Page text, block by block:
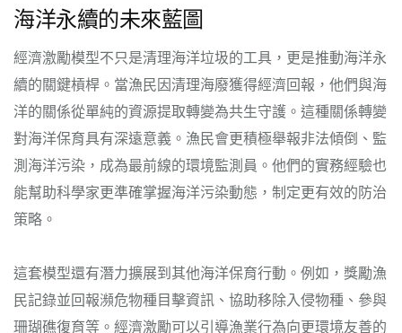
海洋永續的未來藍圖
經濟激勵模型不只是清理海洋垃圾的工具，更是推動海洋永
續的關鍵槓桿。當漁民因清理海廢獲得經濟回報，他們與海
洋的關係從單純的資源提取轉變為共生守護。這種關係轉變
對海洋保育具有深遠意義。漁民會更積極舉報非法傾倒、監
測海洋污染，成為最前線的環境監測員。他們的實務經驗也
能幫助科學家更準確掌握海洋污染動態，制定更有效的防治
策略。
這套模型還有潛力擴展到其他海洋保育行動。例如，獎勵漁
民記錄並回報瀕危物種目擊資訊、協助移除入侵物種、參與
珊瑚礁復育等。經濟激勵可以引導漁業行為向更環境友善的